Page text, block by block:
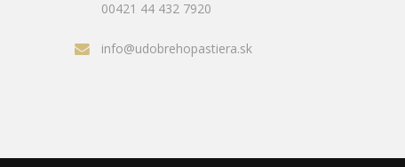
00421 44 432 7920
info@udobrehopastiera.sk